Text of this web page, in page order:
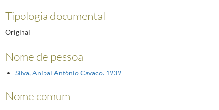
Tipologia documental
Original
Nome de pessoa
Silva, Aníbal António Cavaco. 1939-
Nome comum